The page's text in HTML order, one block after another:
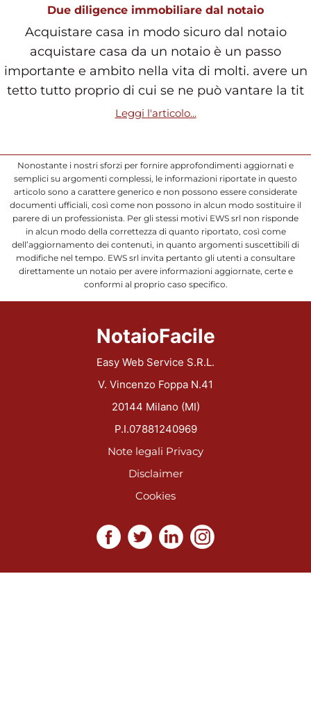
Due diligence immobiliare dal notaio
Acquistare casa in modo sicuro dal notaio
acquistare casa da un notaio è un passo
importante e ambito nella vita di molti. avere un
tetto tutto proprio di cui se ne può vantare la tit
Leggi l'articolo...
Nonostante i nostri sforzi per fornire approfondimenti aggiornati e
semplici su argomenti complessi, le informazioni riportate in questo
articolo sono a carattere generico e non possono essere considerate
documenti ufficiali, così come non possono in alcun modo sostituire il
parere di un professionista. Per gli stessi motivi EWS srl non risponde
in alcun modo della correttezza di quanto riportato, così come
dell’aggiornamento dei contenuti, in quanto argomenti suscettibili di
modifiche nel tempo. EWS srl invita pertanto gli utenti a consultare
direttamente un notaio per avere informazioni aggiornate, certe e
conformi al proprio caso specifico.
NotaioFacile
Easy Web Service S.R.L.
V. Vincenzo Foppa N.41
20144 Milano (MI)
P.I.07881240969
Note legali Privacy
Disclaimer
Cookies